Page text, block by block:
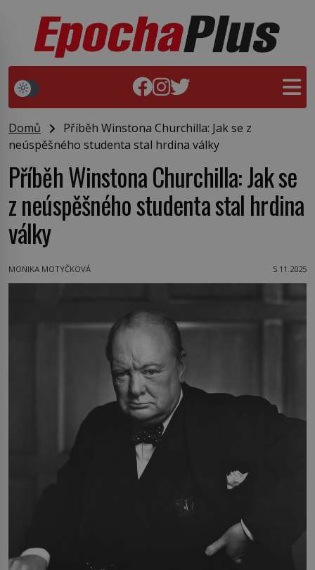
Domů
Příběh Winstona Churchilla: Jak se z
neúspěšného studenta stal hrdina války
Příběh Winstona Churchilla: Jak se
z neúspěšného studenta stal hrdina
války
MONIKA MOTYČKOVÁ 5.11.2025